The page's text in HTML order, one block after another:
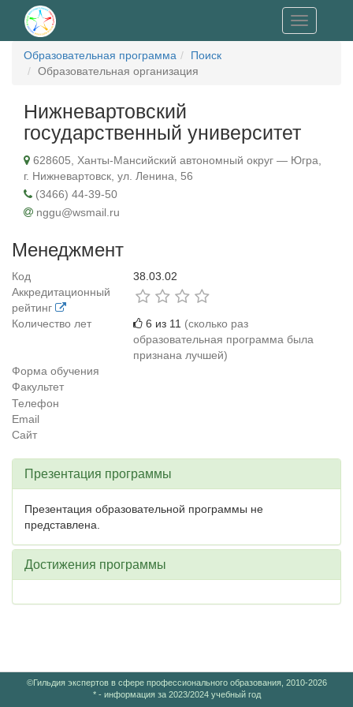
Toggle
navigation
Образовательная программа
Поиск
Образовательная организация
Нижневартовский
государственный университет
628605, Ханты-Мансийский автономный округ — Югра,
г. Нижневартовск, ул. Ленина, 56
(3466) 44-39-50
nggu@wsmail.ru
Менеджмент
Код
38.03.02
Аккредитационный
рейтинг
Количество лет
6 из 11 (сколько раз
образовательная программа была
признана лучшей)
Форма обучения
Факультет
Телефон
Email
Сайт
Презентация программы
Презентация образовательной программы не
представлена.
Достижения программы
©Гильдия экспертов в сфере профессионального образования, 2010-2026
* - информация за 2023/2024 учебный год